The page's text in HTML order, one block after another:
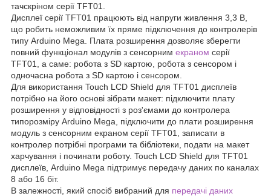
тачскріном серії TFT01.
Дисплеї серії TFT01 працюють від напруги живлення 3,3 В,
що робить неможливим їх пряме підключення до контролерів
типу Arduino Mega. Плата розширення дозволяє зберегти
повний функціонал модулів з сенсорним екраном серії
TFT01, а саме: робота з SD картою, робота з сенсором і
одночасна робота з SD картою і сенсором.
Для використання Touch LCD Shield для TFT01 дисплеїв
потрібно на його основі зібрати макет: підключити плату
розширення у відповідності з роз'ємами до контролера
типорозміру Arduino Mega, підключити до плати розширення
модуль з сенсорним екраном серії TFT01, записати в
контролер потрібні програми та бібліотеки, подати на макет
харчування і починати роботу. Touch LCD Shield для TFT01
дисплеїв, Arduino Mega підтримує передачу даних по каналах
8 або 16 біт.
В залежності, який спосіб вибраний для передачі даних